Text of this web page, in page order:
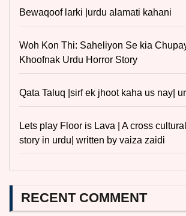
Bewaqoof larki |urdu alamati kahani
Woh Kon Thi: Saheliyon Se kia
Khoofnak Urdu Horror Story
Qata Taluq |sirf ek jhoot kaha us nay|
Lets play Floor is Lava | A cross
story in urdu| written by vaiza zaidi
RECENT COMMENT